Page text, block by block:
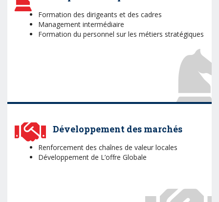
Formation des dirigeants et des cadres
Management intermédiaire
Formation du personnel sur les métiers stratégiques
Développement des marchés
Renforcement des chaînes de valeur locales
Développement de L’offre Globale